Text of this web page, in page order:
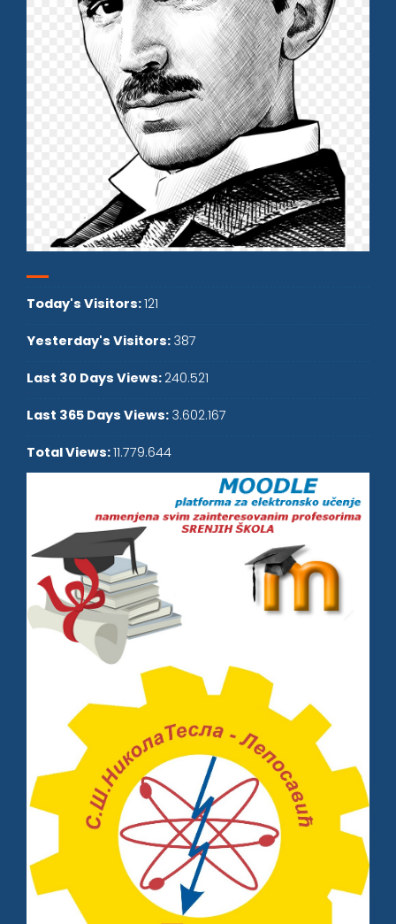
Today's Visitors:121
Yesterday's Visitors: 387
Last 30 Days Views: 240.521
Last 365 Days Views: 3.602.167
Total Views:11.779.644